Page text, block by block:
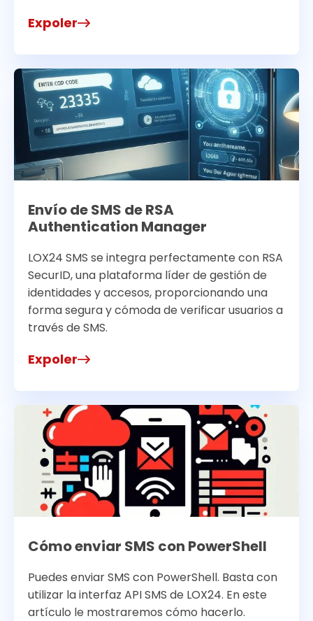
Expoler
Envío de SMS de RSA
Authentication Manager
LOX24 SMS se integra perfectamente con RSA
SecurID, una plataforma líder de gestión de
identidades y accesos, proporcionando una
forma segura y cómoda de verificar usuarios a
través de SMS.
Expoler
Cómo enviar SMS con PowerShell
Puedes enviar SMS con PowerShell. Basta con
utilizar la interfaz API SMS de LOX24. En este
artículo le mostraremos cómo hacerlo.